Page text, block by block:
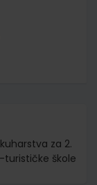
kuharstva za 2.
škole